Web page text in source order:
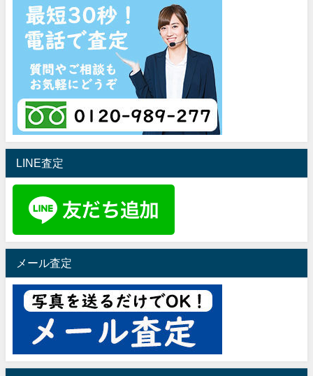
LINE査定
メール査定